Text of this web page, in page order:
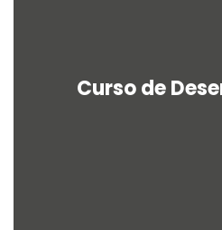
Curso de